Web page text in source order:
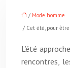
/ Mode homme
/ Cet été, pour
L’été
rencontres,